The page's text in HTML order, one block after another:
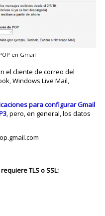
en Gmail
el cliente de correo del
Windows Live Mail,
para configurar Gmail
, pero, en general, los datos
TLS o SSL: